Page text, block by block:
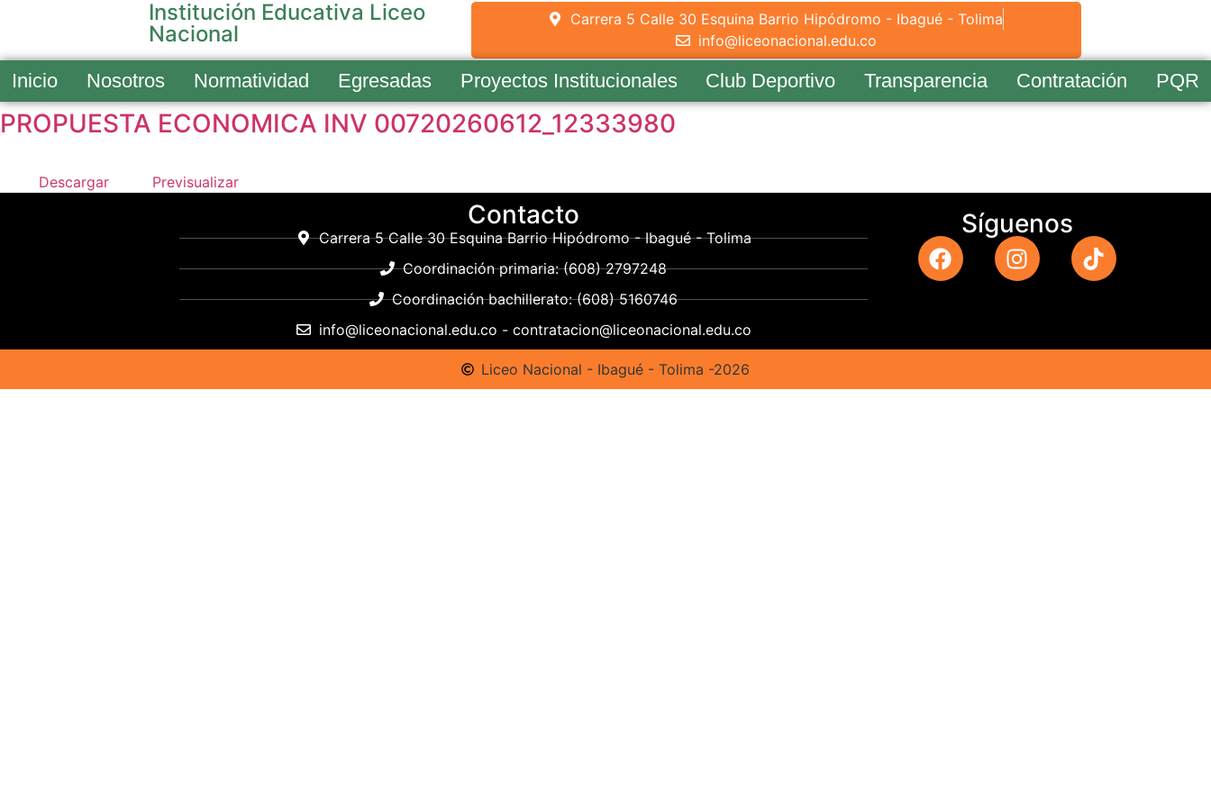
Institución Educativa Liceo
Nacional
Carrera 5 Calle 30 Esquina Barrio Hipódromo - Ibagué - Tolima
info@liceonacional.edu.co
Inicio Nosotros Normatividad Egresadas Proyectos Institucionales Club Deportivo Transparencia Contratación PQR
PROPUESTA ECONOMICA INV 00720260612_12333980
Descargar Previsualizar
Contacto
Carrera 5 Calle 30 Esquina Barrio Hipódromo - Ibagué - Tolima
Coordinación primaria: (608) 2797248
Coordinación bachillerato: (608) 5160746
info@liceonacional.edu.co - contratacion@liceonacional.edu.co
Síguenos
Liceo Nacional - Ibagué - Tolima -2026